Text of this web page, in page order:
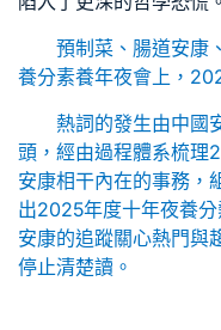
預制菜、腸道安康
養分素養年夜會上，
熱詞的發生由中國
頭，經由過程體系梳理
安康相干內在的事務，
出2025年度十年夜養
安康的追蹤關心熱門與
停止清楚讀。